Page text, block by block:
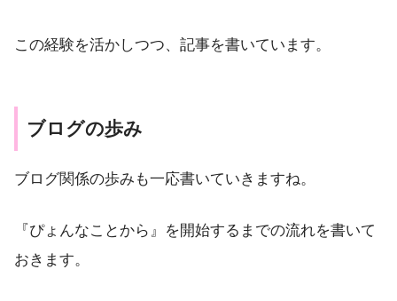
この経験を活かしつつ、記事を書いています。
ブログの歩み
ブログ関係の歩みも一応書いていきますね。
『ぴょんなことから』を開始するまでの流れを書いて
おきます。